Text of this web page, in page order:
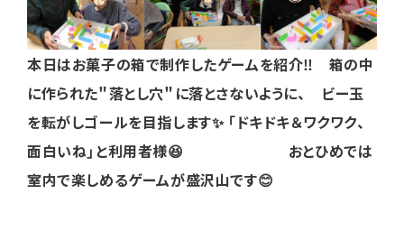
本日はお菓子の箱で制作したゲームを紹介‼️ 箱の中
に作られた＂落とし穴＂に落とさないように、 ビー玉
を転がしゴールを目指します✨ 「ドキドキ＆ワクワク、
面白いね」と利用者様😆 おとひめでは
室内で楽しめるゲームが盛沢山です😊